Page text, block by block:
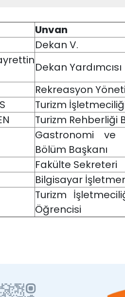
Unvan
Dekan V.
Dekan Yardımcısı
Rekreasyon
Turizm
Turizm Rehberliği
Gastronomi ve
Bölüm Başkanı
Fakülte Sekreteri
Bilgisayar
Turizm
Öğrencisi